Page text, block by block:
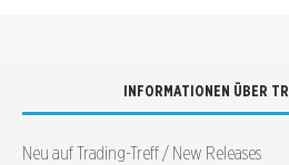
INFORMATIONEN ÜBER
Neu auf Trading-Treff / New Releases